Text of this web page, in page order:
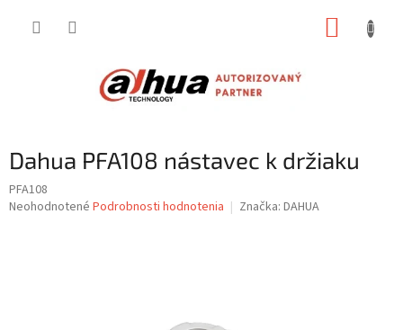
Dahua PFA108 nástavec k držiaku
PFA108
Priemerné
Neohodnotené Podrobnosti hodnotenia Značka: DAHUA